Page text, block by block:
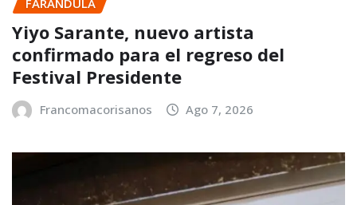
Yiyo Sarante, nuevo artista
confirmado para el regreso del
Festival Presidente
Francomacorisanos Ago 7, 2026